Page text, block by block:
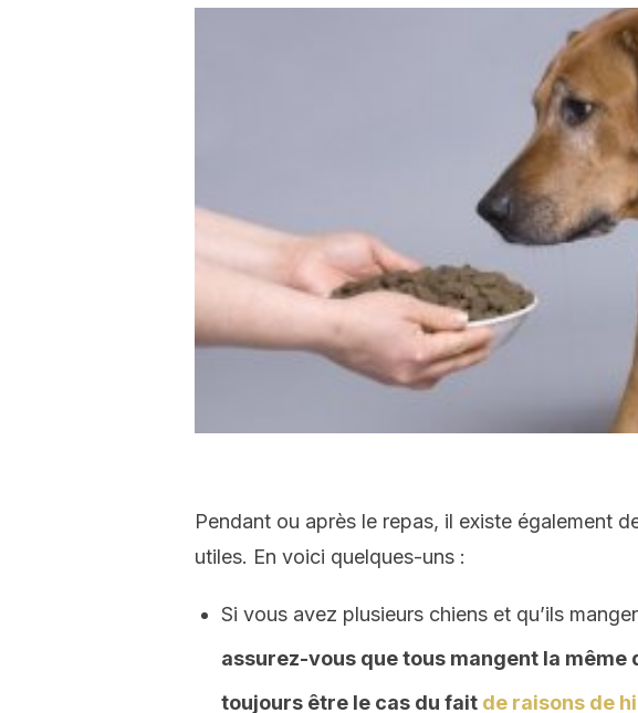
Pendant ou après le repas, il existe également
utiles. En voici quelques-uns :
Si vous avez plusieurs chiens et qu’ils
assurez-vous que tous mangent la même
toujours être le cas du fait de raisons de